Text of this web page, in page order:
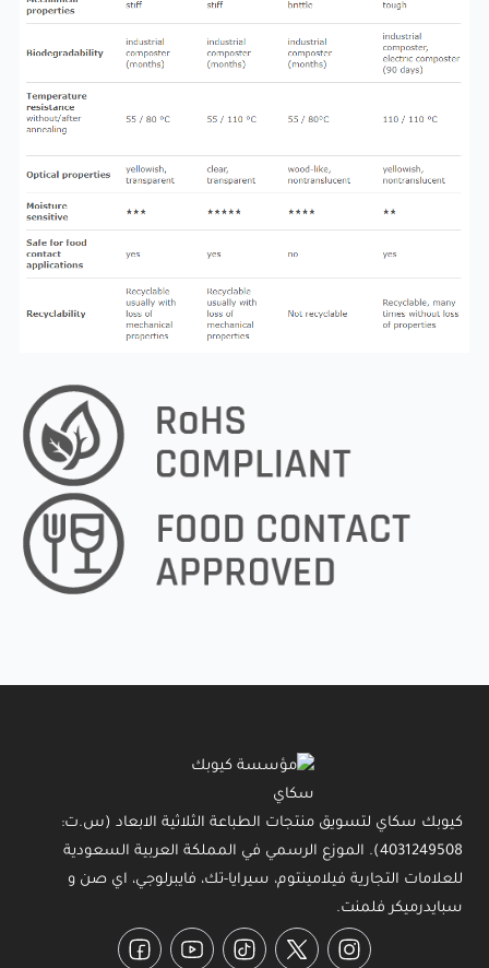
كيوبك سكاي لتسويق منتجات الطباعة الثلاثية الابعاد (س.ت:
4031249508). الموزع الرسمي في المملكة العربية السعودية
للعلامات التجارية فيلامينتوم، سيرايا-تك، فايبرلوجي، اي صن و
سبايدرميكر فلمنت.
Instagram
Twitter
TikTok
YouTube
Facebook